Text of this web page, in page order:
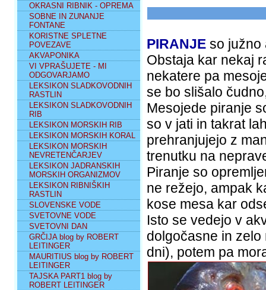
OKRASNI RIBNIK - OPREMA
SOBNE IN ZUNANJE
FONTANE
KORISTNE SPLETNE
POVEZAVE
AKVAPONIKA
VI VPRAŠUJETE - MI
ODGOVARJAMO
LEKSIKON SLADKOVODNIH
RASTLIN
LEKSIKON SLADKOVODNIH
RIB
LEKSIKON MORSKIH RIB
LEKSIKON MORSKIH KORAL
LEKSIKON MORSKIH
NEVRETENČARJEV
LEKSIKON JADRANSKIH
MORSKIH ORGANIZMOV
LEKSIKON RIBNIŠKIH
RASTLIN
SLOVENSKE VODE
SVETOVNE VODE
SVETOVNI DAN
GRČIJA blog by ROBERT
LEITINGER
MAURITIUS blog by ROBERT
LEITINGER
TAJSKA PART1 blog by
ROBERT LEITINGER
PIRANJE so južno
Obstaja kar nekaj
nekatere pa
se bo slišalo
Mesojede piranje
so v jati in takrat
prehranjujejo z
trenutku na
Piranje so
ne režejo, ampak
kose mesa kar
Isto se vedejo v
dolgočasne in
dni), potem pa